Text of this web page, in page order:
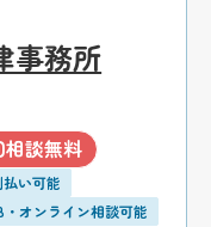
事務所
相談無料
い可能
・オンライン相談可能